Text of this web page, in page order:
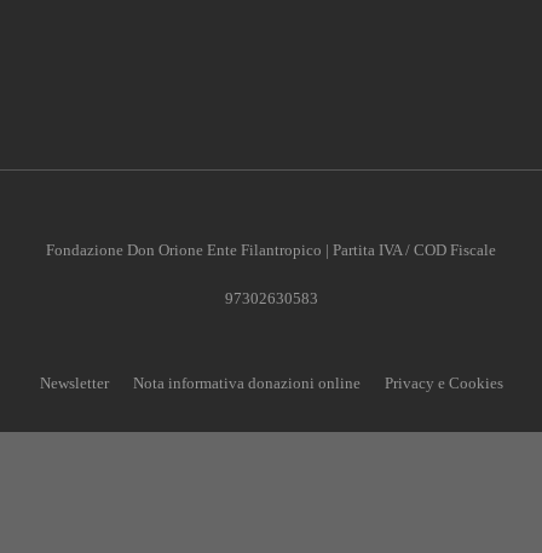
Fondazione Don Orione Ente Filantropico | Partita IVA / COD Fiscale
97302630583
Newsletter Nota informativa donazioni online Privacy e Cookies